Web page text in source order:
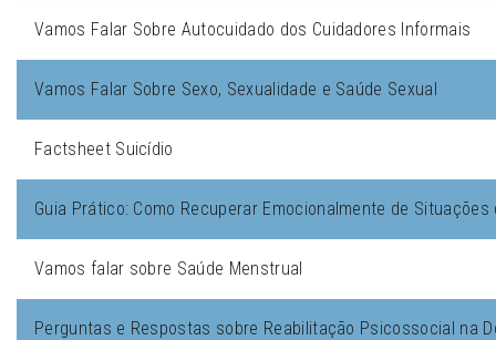
Vamos Falar Sobre Autocuidado dos Cuidadores Informais
Vamos Falar Sobre Sexo, Sexualidade e Saúde Sexual
Factsheet Suicídio
Guia Prático: Como Recuperar Emocionalmente de Situações
Vamos falar sobre Saúde Menstrual
Perguntas e Respostas sobre Reabilitação Psicossocial na